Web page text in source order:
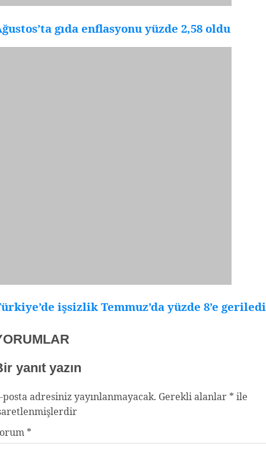
gıda enflasyonu yüzde 2,58 oldu
işsizlik Temmuz’da yüzde 8’e geriledi
yanıt yazın
posta adresiniz yayınlanmayacak. Gerekli alanlar * ile
*